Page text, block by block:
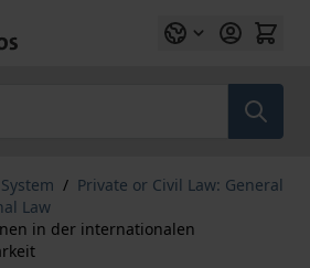
/ Private or Civil Law: General
Law
in der internationalen